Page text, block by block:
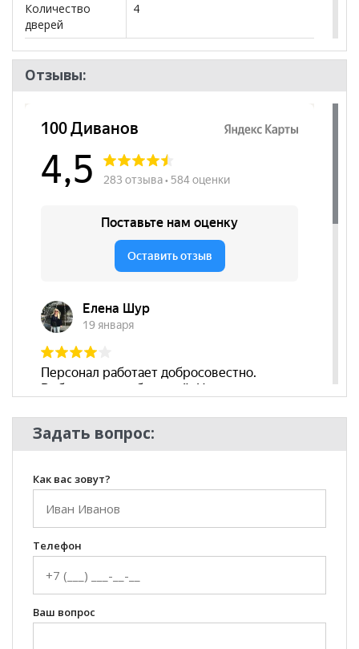
Количество
дверей
4
Штанга
да
Бренд
Пол
Отзывы:
Задать вопрос:
Как вас зовут?
Телефон
Ваш вопрос